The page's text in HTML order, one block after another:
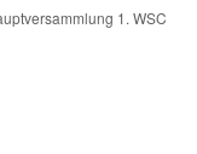
1. WSC